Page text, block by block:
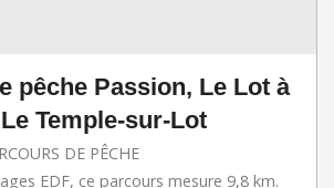
pêche Passion, Le Lot à
Temple-sur-Lot
DE PÊCHE
EDF, ce parcours mesure 9,8 km.